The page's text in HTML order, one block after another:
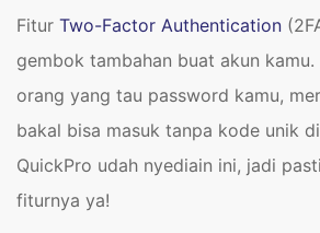
Fitur Two-Factor Authentication
gembok tambahan buat akun
orang yang tau password kamu,
bakal bisa masuk tanpa kode unik
QuickPro udah nyediain ini, jadi
fiturnya ya!